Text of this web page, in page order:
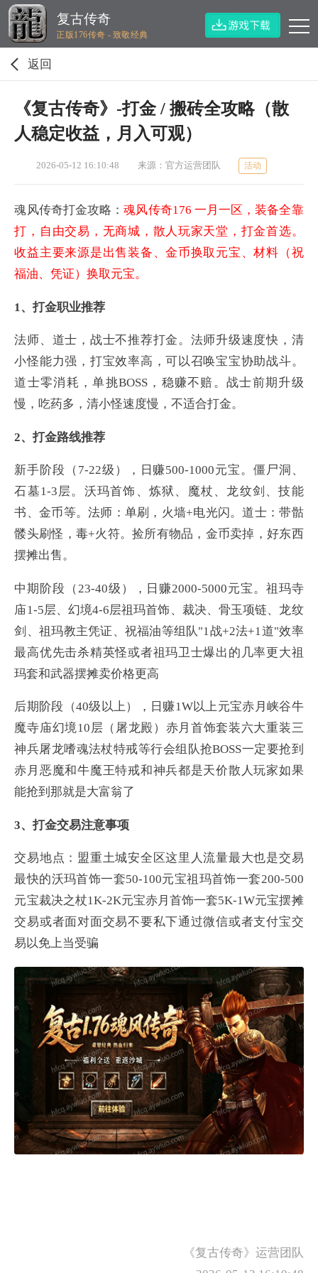
复古传奇
正版176传奇 - 致敬经典
返回
《复古传奇》-打金 / 搬砖全攻略（散
人稳定收益，月入可观）
2026-05-12 16:10:48 来源：官方运营团队 活动
魂风传奇打金攻略：魂风传奇176 一月一区，装备全靠
打，自由交易，无商城，散人玩家天堂，打金首选。
收益主要来源是出售装备、金币换取元宝、材料（祝
福油、凭证）换取元宝。
1、打金职业推荐
法师、道士，战士不推荐打金。法师升级速度快，清
小怪能力强，打宝效率高，可以召唤宝宝协助战斗。
道士零消耗，单挑BOSS，稳赚不赔。战士前期升级
慢，吃药多，清小怪速度慢，不适合打金。
2、打金路线推荐
新手阶段（7-22级），日赚500-1000元宝。僵尸洞、
石墓1-3层。沃玛首饰、炼狱、魔杖、龙纹剑、技能
书、金币等。法师：单刷，火墙+电光闪。道士：带骷
髅头刷怪，毒+火符。捡所有物品，金币卖掉，好东西
摆摊出售。
中期阶段（23-40级），日赚2000-5000元宝。祖玛寺
庙1-5层、幻境4-6层祖玛首饰、裁决、骨玉项链、龙纹
剑、祖玛教主凭证、祝福油等组队"1战+2法+1道"效率
最高优先击杀精英怪或者祖玛卫士爆出的几率更大祖
玛套和武器摆摊卖价格更高
后期阶段（40级以上），日赚1W以上元宝赤月峡谷牛
魔寺庙幻境10层（屠龙殿）赤月首饰套装六大重装三
神兵屠龙嗜魂法杖特戒等行会组队抢BOSS一定要抢到
赤月恶魔和牛魔王特戒和神兵都是天价散人玩家如果
能抢到那就是大富翁了
3、打金交易注意事项
交易地点：盟重土城安全区这里人流量最大也是交易
最快的沃玛首饰一套50-100元宝祖玛首饰一套200-500
元宝裁决之杖1K-2K元宝赤月首饰一套5K-1W元宝摆摊
交易或者面对面交易不要私下通过微信或者支付宝交
易以免上当受骗
《复古传奇》运营团队